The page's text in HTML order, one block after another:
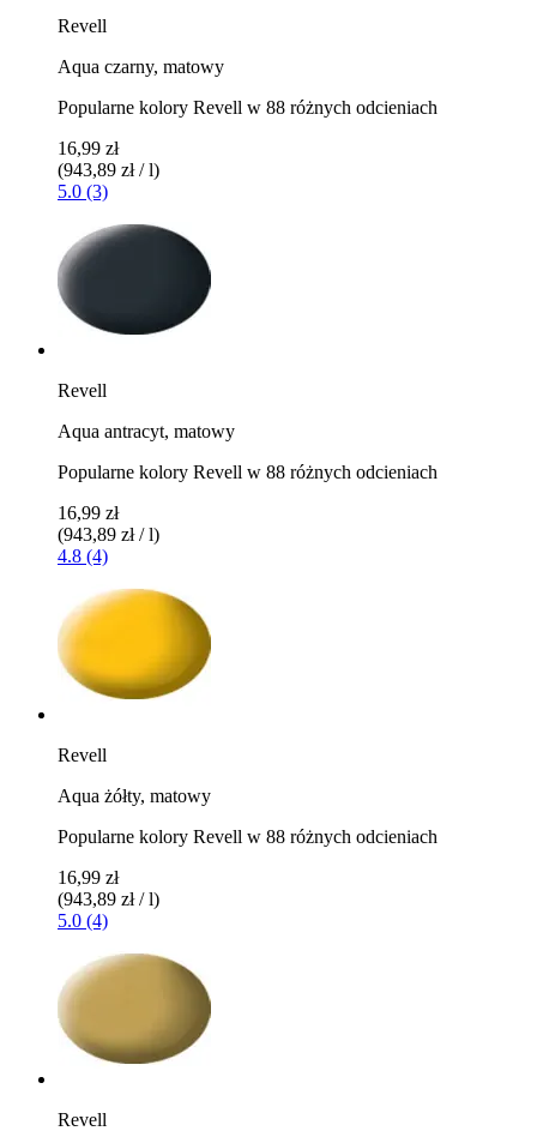
Revell
Aqua czarny, matowy
Popularne kolory Revell w 88 różnych odcieniach
16,99 zł
(943,89 zł / l)
5.0 (3)
Revell
Aqua antracyt, matowy
Popularne kolory Revell w 88 różnych odcieniach
16,99 zł
(943,89 zł / l)
4.8 (4)
Revell
Aqua żółty, matowy
Popularne kolory Revell w 88 różnych odcieniach
16,99 zł
(943,89 zł / l)
5.0 (4)
Revell